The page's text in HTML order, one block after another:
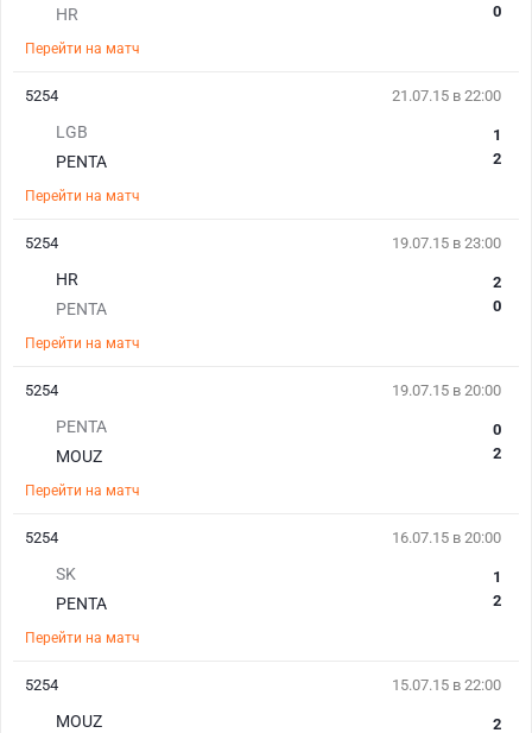
HR
0
Перейти на матч
21.07.15 в 22:00
LGB
PENTA
1
2
Перейти на матч
5254
19.07.15 в 23:00
HR
PENTA
2
0
Перейти на матч
5254
19.07.15 в 20:00
PENTA
MOUZ
0
2
Перейти на матч
5254
16.07.15 в 20:00
SK
PENTA
1
2
Перейти на матч
5254
15.07.15 в 22:00
MOUZ 2
5254